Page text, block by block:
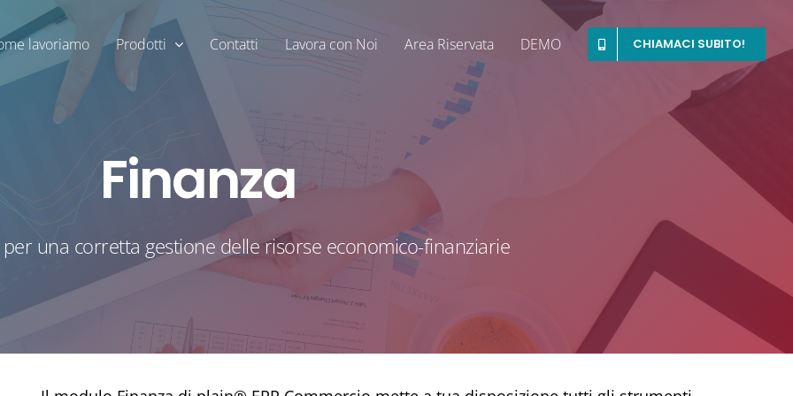
lavoriamo Prodotti Contatti Lavora con Noi Area Riservata DEMO CHIAMACI SUBITO!
Finanza
una corretta gestione delle risorse economico-finanziarie